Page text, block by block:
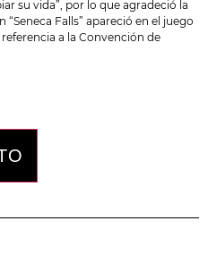
su vida”, por lo que agradeció la
Falls” apareció en el juego
a la Convención de